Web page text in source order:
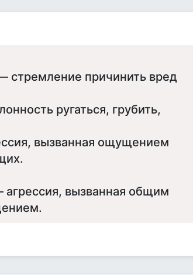
стремление причинить вред
ругаться, грубить,
вызванная ощущением
агрессия, вызванная общим